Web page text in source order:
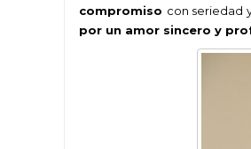
compromiso con seriedad
por un amor sincero y